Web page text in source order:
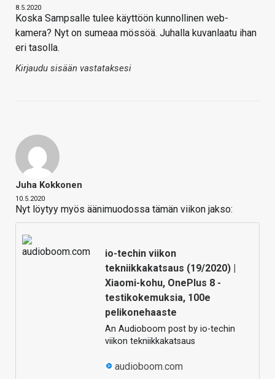
8.5.2020
Koska Sampsalle tulee käyttöön kunnollinen web-
kamera? Nyt on sumeaa mössöä. Juhalla kuvanlaatu ihan
eri tasolla.
Kirjaudu sisään vastataksesi
Juha Kokkonen
10.5.2020
Nyt löytyy myös äänimuodossa tämän viikon jakso:
io-techin viikon
tekniikkakatsaus (19/2020) |
Xiaomi-kohu, OnePlus 8 -
testikokemuksia, 100e
pelikonehaaste
An Audioboom post by io-techin
viikon tekniikkakatsaus
audioboom.com